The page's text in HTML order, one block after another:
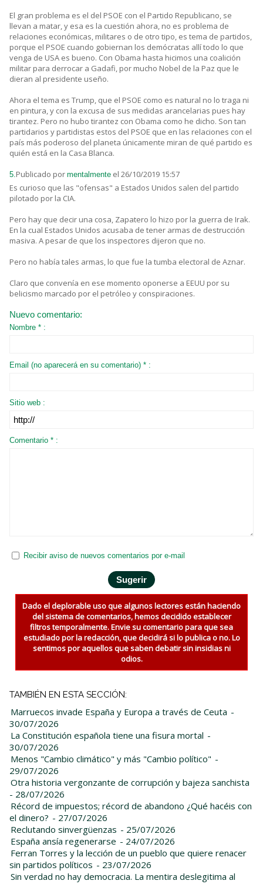
El gran problema es el del PSOE con el Partido Republicano, se
llevan a matar, y esa es la cuestión ahora, no es problema de
relaciones económicas, militares o de otro tipo, es tema de partidos,
porque el PSOE cuando gobiernan los demócratas allí todo lo que
venga de USA es bueno. Con Obama hasta hicimos una coalición
militar para derrocar a Gadafi, por mucho Nobel de la Paz que le
dieran al presidente useño.
Ahora el tema es Trump, que el PSOE como es natural no lo traga ni
en pintura, y con la excusa de sus medidas arancelarias pues hay
tirantez. Pero no hubo tirantez con Obama como he dicho. Son tan
partidarios y partidistas estos del PSOE que en las relaciones con el
país más poderoso del planeta únicamente miran de qué partido es
quién está en la Casa Blanca.
5. Publicado por mentalmente el 26/10/2019 15:57
Es curioso que las "ofensas" a Estados Unidos salen del partido
pilotado por la CIA.
Pero hay que decir una cosa, Zapatero lo hizo por la guerra de Irak.
En la cual Estados Unidos acusaba de tener armas de destrucción
masiva. A pesar de que los inspectores dijeron que no.
Pero no había tales armas, lo que fue la tumba electoral de Aznar.
Claro que convenía en ese momento oponerse a EEUU por su
belicismo marcado por el petróleo y conspiraciones.
Nuevo comentario:
Nombre * :
Email (no aparecerá en su comentario) * :
Sitio web :
Comentario * :
Recibir aviso de nuevos comentarios por e-mail
Dado el deplorable uso que algunos lectores están haciendo
del sistema de comentarios, hemos decidido establecer
filtros temporalmente. Envie su comentario para que sea
estudiado por la redacción, que decidirá si lo publica o no. Lo
sentimos por aquellos que saben debatir sin insidias ni
odios.
TAMBIÉN EN ESTA SECCIÓN:
Marruecos invade España y Europa a través de Ceuta -
30/07/2026
La Constitución española tiene una fisura mortal -
30/07/2026
Menos "Cambio climático" y más "Cambio político" -
29/07/2026
Otra historia vergonzante de corrupción y bajeza sanchista
- 28/07/2026
Récord de impuestos; récord de abandono ¿Qué hacéis con
el dinero? - 27/07/2026
Reclutando sinvergüenzas - 25/07/2026
España ansía regenerarse - 24/07/2026
Ferran Torres y la lección de un pueblo que quiere renacer
sin partidos políticos - 23/07/2026
Sin verdad no hay democracia. La mentira deslegitima al